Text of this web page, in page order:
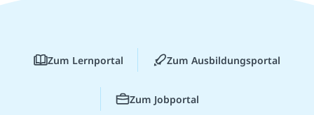
Zum Lernportal Zum Ausbildungsportal
Zum Jobportal